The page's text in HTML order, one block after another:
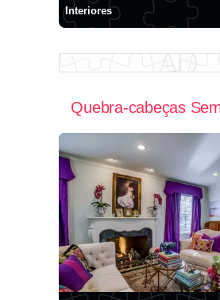
Interiores
Quebra-cabeças